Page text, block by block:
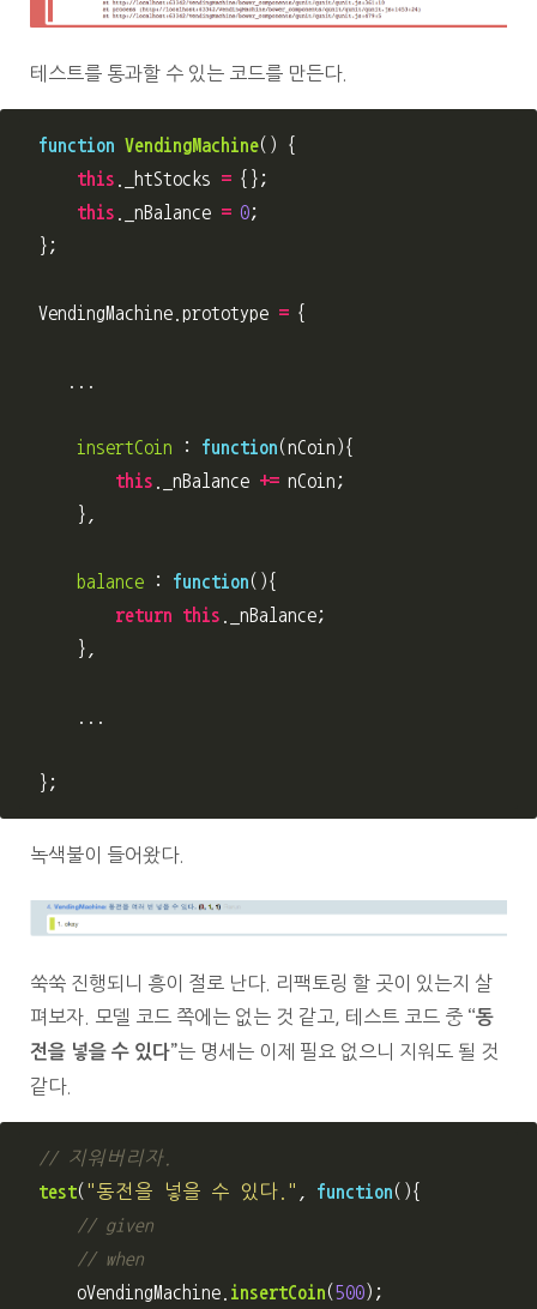
테스트를 통과할 수 있는 코드를 만든다.
function VendingMachine()
{
this
_htStocks = {};
this
_nBalance = 0;
};
VendingMachine prototype = {
insertCoin : function(nCoin ){
this
_nBalance += nCoin ;
},
balance : function(){
return
this _nBalance;
},
};
녹색불이 들어왔다.
쑥쑥 진행되니 흥이 절로 난다. 리팩토링 할 곳이 있는지 살
펴보자. 모델 코드 쪽에는 없는 것 같고, 테스트 코드 중 “동
전을 넣을 수 있다”는 명세는 이제 필요 없으니 지워도 될 것
같다.
// 지워버리자.
test( "동전을 넣을 수 있다. " , function(){
// given
// when
oVendingMachine insertCoin(500);